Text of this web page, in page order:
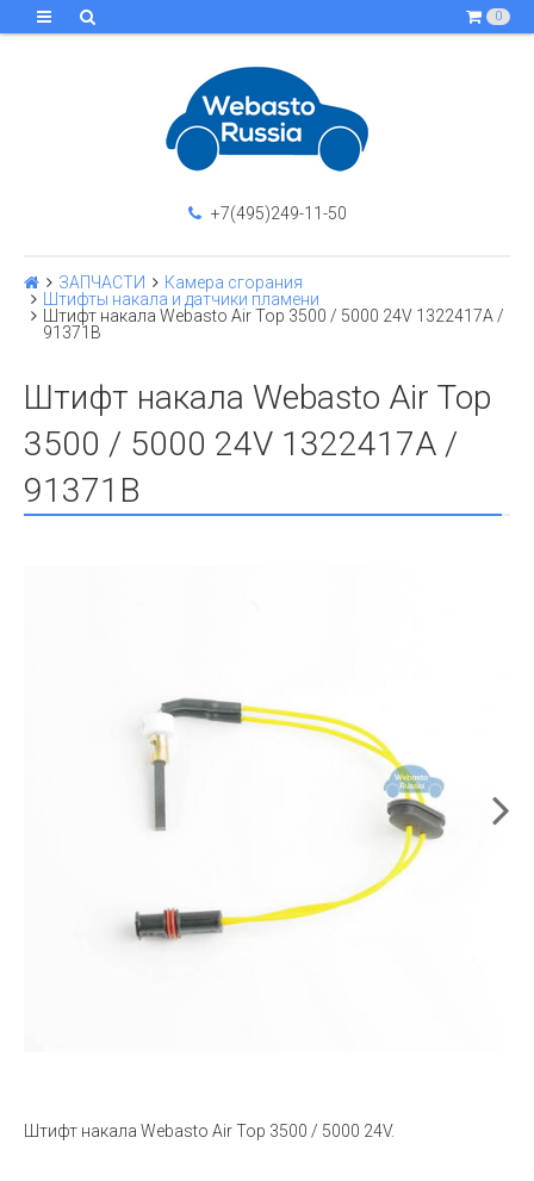
0
+7(495)249-11-50
ЗАПЧАСТИ
Камера сгорания
Штифты накала и датчики пламени
Штифт накала Webasto Air Top 3500 / 5000 24V 1322417A /
91371B
Штифт накала Webasto Air Top
3500 / 5000 24V 1322417A /
91371B
Штифт накала Webasto Air Top 3500 / 5000 24V.